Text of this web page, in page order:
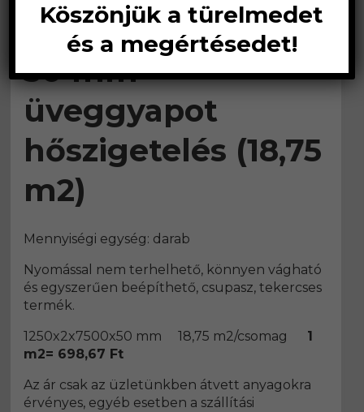
Ursa DF 39 Silver
50 mm
üveggyapot
hőszigetelés (18,75
m2)
Mennyiségi egység: darab
Nyomással nem terhelhető, könnyen vágható
és egyszerűen beépíthető, csupasz, tekercses
termék.
1250x2x7500x50 mm 18,75 m2/csomag 1
m2= 698,67 Ft
Az ár csak az üzletünkben átvett anyagokra
érvényes, egyéb esetben a szállítási
Köszönjük a türelmedet
és a megértésedet!